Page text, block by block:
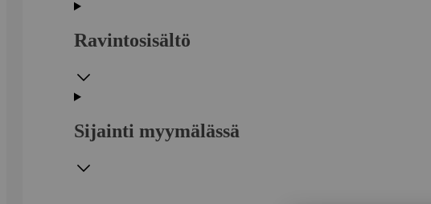
Ravintosisältö
Sijainti myymälässä